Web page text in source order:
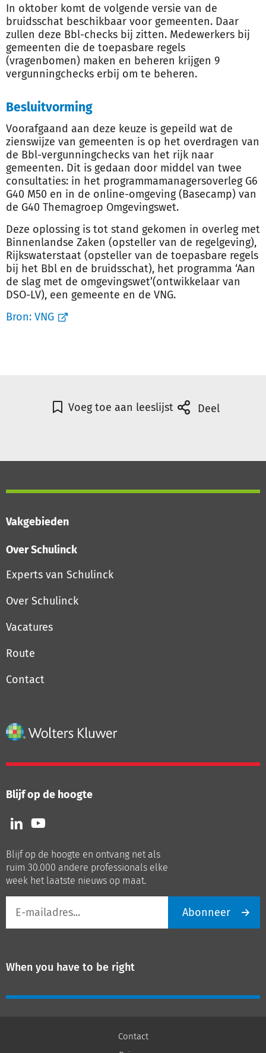
In oktober komt de volgende versie van de
bruidsschat beschikbaar voor gemeenten. Daar
zullen deze Bbl-checks bij zitten. Medewerkers bij
gemeenten die de toepasbare regels
(vragenbomen) maken en beheren krijgen 9
vergunningchecks erbij om te beheren.
Besluitvorming
Voorafgaand aan deze keuze is gepeild wat de
zienswijze van gemeenten is op het overdragen van
de Bbl-vergunningchecks van het rijk naar
gemeenten. Dit is gedaan door middel van twee
consultaties: in het programmamanagersoverleg G6
G40 M50 en in de online-omgeving (Basecamp) van
de G40 Themagroep Omgevingswet.
Deze oplossing is tot stand gekomen in overleg met
Binnenlandse Zaken (opsteller van de regelgeving),
Rijkswaterstaat (opsteller van de toepasbare regels
bij het Bbl en de bruidsschat), het programma ‘Aan
de slag met de omgevingswet’(ontwikkelaar van
DSO-LV), een gemeente en de VNG.
Bron: VNG
Voeg toe aan leeslijst Deel
Vakgebieden
Over Schulinck
Experts van Schulinck
Over Schulinck
Vacatures
Route
Contact
Blijf op de hoogte
Volg
ons
LinkedIn
Volg
ons
Youtube
Blijf op de hoogte en ontvang net als
ruim 30.000 andere professionals elke
week het laatste nieuws op maat.
mailadres
Abonneer
When you have to be right
Contact